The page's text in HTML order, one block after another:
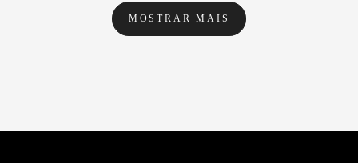
MOSTRAR MAIS